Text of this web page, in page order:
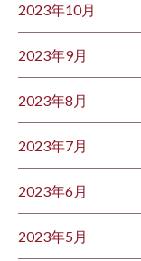
2023年10月
2023年9月
2023年8月
2023年7月
2023年6月
2023年5月